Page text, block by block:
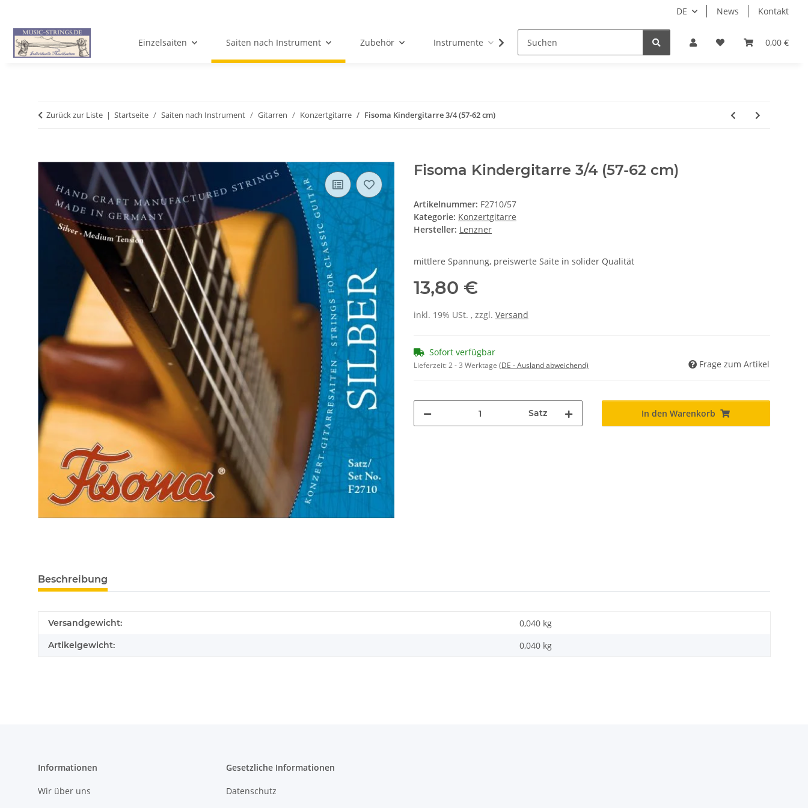
DE News Kontakt
0,00 €
Einzelsaiten Saiten nach Instrument Zubehör Instrumente Fundgrube
Zurück zur Liste Startseite Saiten nach Instrument Gitarren Konzertgitarre Fisoma Kindergitarre 3/4 (57-62 cm)
Fisoma Kindergitarre 3/4 (57-62 cm)
Artikelnummer: F2710/57
Kategorie: Konzertgitarre
Hersteller: Lenzner
mittlere Spannung, preiswerte Saite in solider Qualität
13,80 €
inkl. 19% USt. , zzgl. Versand
Sofort verfügbar
Lieferzeit:2 - 3 Werktage (DE - Ausland abweichend) Frage zum Artikel
Satz In den Warenkorb
Beschreibung
Produkteigenschaft
Wert
Versandgewicht: 0,040 kg
Artikelgewicht: 0,040 kg
Informationen
Wir über uns
Gesetzliche Informationen
Datenschutz